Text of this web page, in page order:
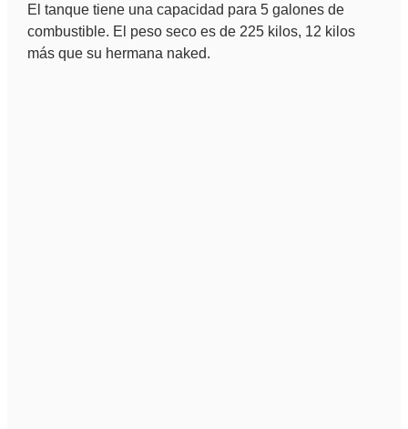
El tanque tiene una capacidad para 5 galones de
combustible. El peso seco es de 225 kilos, 12 kilos
más que su hermana naked.